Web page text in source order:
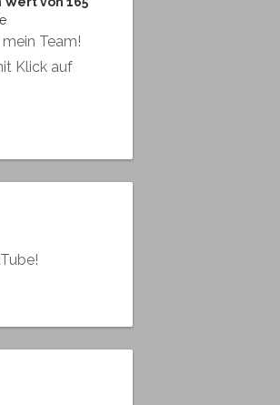
Team!
Klick auf